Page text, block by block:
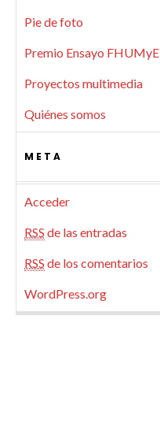
Pie de foto
Premio Ensayo FHUMyE
Proyectos multimedia
Quiénes somos
META
Acceder
RSS de las entradas
RSS de los comentarios
WordPress.org